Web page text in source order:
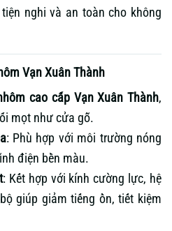
nghi và an toàn cho không
Vạn Xuân Thành
cao cấp Vạn Xuân Thành,
mọt như cửa gỗ.
: Phù hợp với môi trường nóng
điện bền màu.
: Kết hợp với kính cường lực, hệ
giúp giảm tiếng ồn, tiết kiệm